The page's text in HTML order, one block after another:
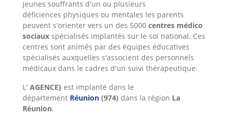
jeunes souffrants d'un ou plusieurs
déficiences physiques ou mentales les parents
peuvent s'orienter vers un des 5000 centres médico
sociaux spécialisés implantés sur le sol national. Ces
centres sont animés par des équipes éducatives
spécialisés auxquelles s'associent des personnels
médicaux dans le cadres d'un suivi thérapeutique.
L' AGENCE} est implanté dans le
département Réunion (974) dans la région La
Réunion.